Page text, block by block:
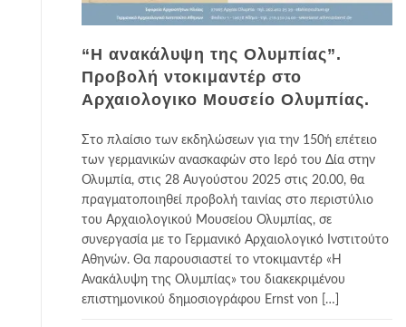
“Η ανακάλυψη της Ολυμπίας”.
Προβολή ντοκιμαντέρ στο
Αρχαιολογικο Μουσείο Ολυμπίας.
Στο πλαίσιο των εκδηλώσεων για την 150ή επέτειο
των γερμανικών ανασκαφών στο Ιερό του Δία στην
Ολυμπία, στις 28 Αυγούστου 2025 στις 20.00, θα
πραγματοποιηθεί προβολή ταινίας στο περιστύλιο
του Αρχαιολογικού Μουσείου Ολυμπίας, σε
συνεργασία με το Γερμανικό Αρχαιολογικό Ινστιτούτο
Αθηνών. Θα παρουσιαστεί το ντοκιμαντέρ «Η
Ανακάλυψη της Ολυμπίας» του διακεκριμένου
επιστημονικού δημοσιογράφου Ernst von […]